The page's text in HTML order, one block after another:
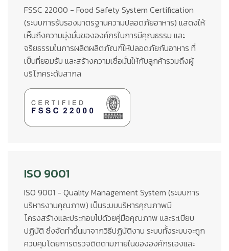
FSSC 22000 - Food Safety System Certification
(ระบบการรับรองมาตรฐานความปลอดภัยอาหาร) แสดงให้
เห็นถึงความมุ่งมั่นขององค์กรในการมีคุณธรรม และ
จริยธรรมในการผลิตผลิตภัณฑ์ให้ปลอดภัยกับอาหาร ที่
เป็นที่ยอมรับ และสร้างความเชื่อมั่นให้กับลูกค้ารวมถึงผู้
บริโภคระดับสากล
ISO 9001
ISO 9001 - Quality Management System (ระบบการ
บริหารงานคุณภาพ) เป็นระบบบริหารคุณภาพมี
โครงสร้างและประกอบไปด้วยคู่มือคุณภาพ และระเบียบ
ปฏิบัติ ซึ่งจัดทำขึ้นมาจากวิธีปฏิบัติงาน ระบบทั้งระบบจะถูก
ควบคุมโดยการตรวจติดตามภายในขององค์กรเองและ